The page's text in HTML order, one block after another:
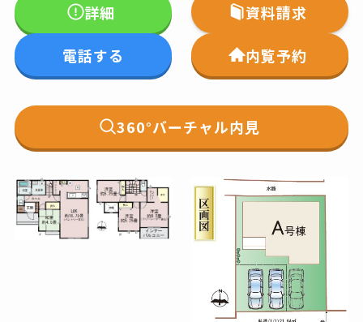
詳細 資料請求
電話する 内覧予約
360°バーチャル内見